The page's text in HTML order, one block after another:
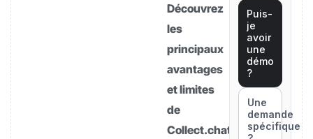
Découvrez
les
principaux
avantages
et limites
de
Collect.chat
Puis-
je
avoir
une
démo
?
Une
demande
spécifique